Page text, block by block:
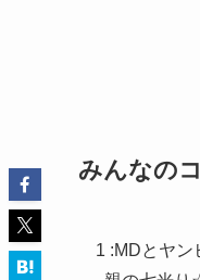
みんなの
1 :MDとヤン